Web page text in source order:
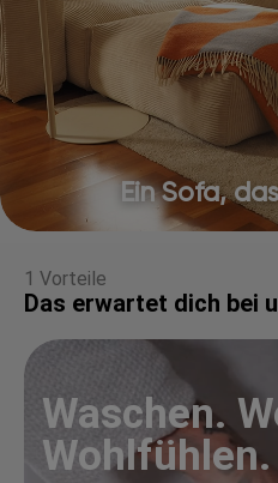
Ein Sofa,
1 Vorteile
Das erwartet dich bei
Waschen.
Wohlfühlen.